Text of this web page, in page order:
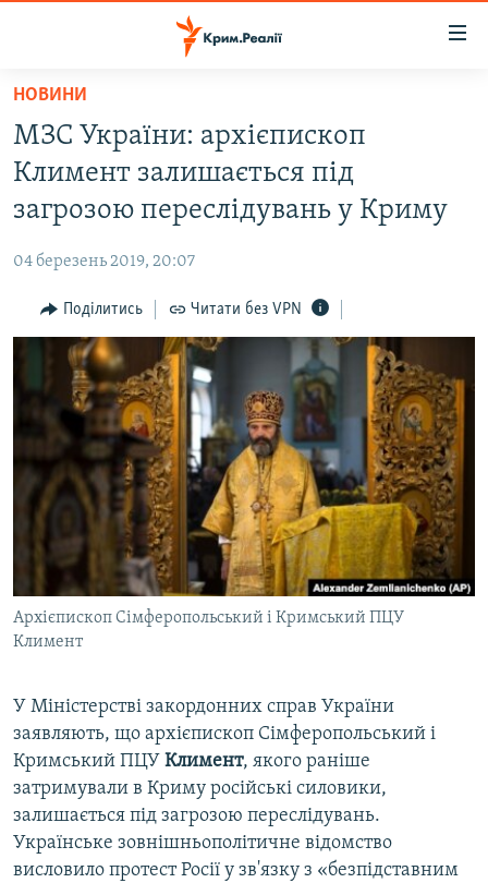
Перейти
основного
матеріалу
до
основної
навігації
Перейти
до
ВОДА.КРИМ
БЛОГИ
ПОГЛЯД
ІНТЕРВ'Ю
ВСЕ ЗА ДЕНЬ
СПЕЦПРОЕКТИ
ДЕПОРТАЦІЯ
ВІДЕОУРОКИ «ELIFBE»
СВІДЧЕННЯ ОКУПАЦІЇ
УКРАЇНСЬКА ПРОБЛЕМА КРИМУ
ІНФОГРАФІКА
ЯК ОБІЙТИ БЛОКУВАННЯ
Qırımtatar
ДОЛУЧАЙСЯ!
Усі сайти RFE/RL
НОВИНИ
МЗС України: архієпископ
Климент залишається під
загрозою переслідувань у Криму
04 березень 2019, 20:07
Поділитись Читати без VPN
Архієпископ Сімферопольський і Кримський ПЦУ
Климент
У Міністерстві закордонних справ України
заявляють, що архієпископ Сімферопольський і
Кримський ПЦУ Климент, якого раніше
затримували в Криму російські силовики,
залишається під загрозою переслідувань.
Українське зовнішньополітичне відомство
висловило протест Росії у зв'язку з «безпідставним